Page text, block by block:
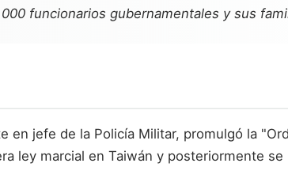
funcionarios gubernamentales y sus
jefe de la Policía Militar, promulgó la
ley marcial en Taiwán y posteriormente